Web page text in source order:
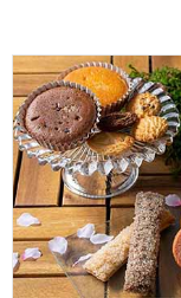
森の庭 焼き菓子ア